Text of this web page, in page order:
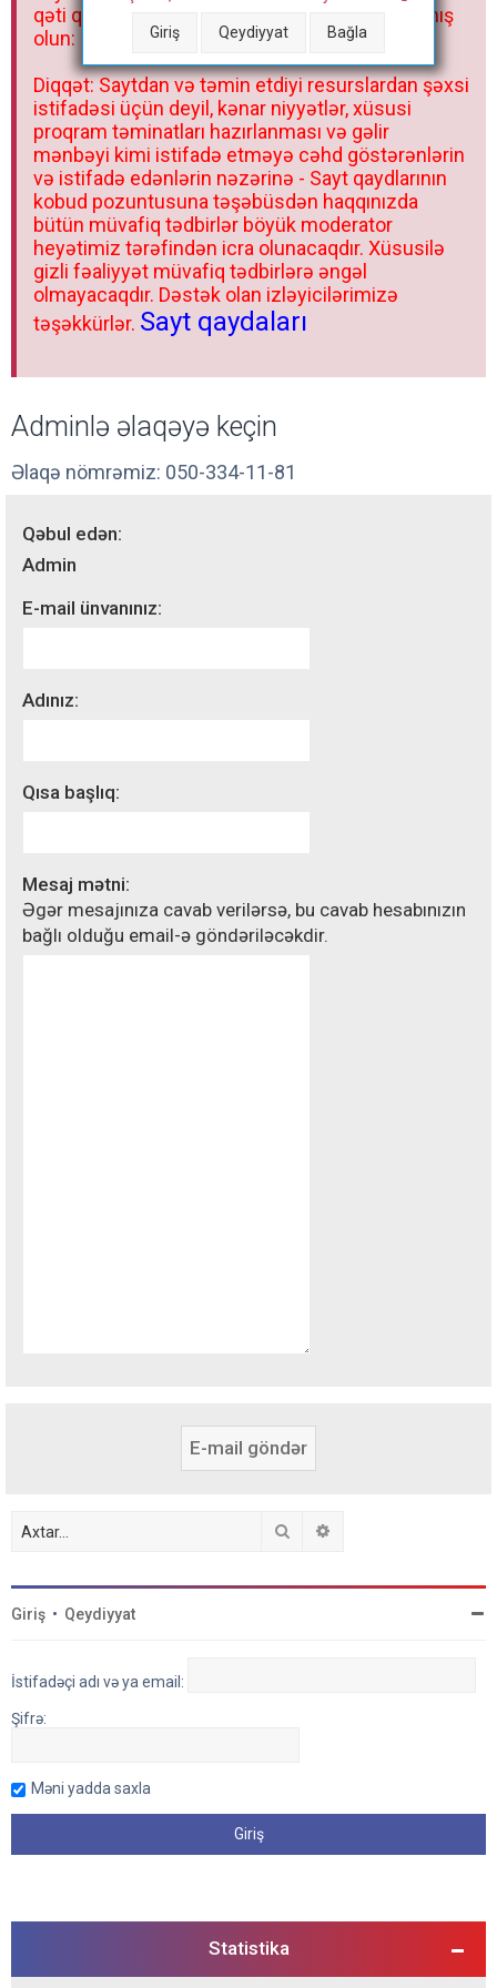
Giriş Qeydiyyat Bağla
qəti qadağandır! Forum qaydaları ilə mütləq tanış
olun:
Diqqət: Saytdan və təmin etdiyi resurslardan şəxsi
istifadəsi üçün deyil, kənar niyyətlər, xüsusi
proqram təminatları hazırlanması və gəlir
mənbəyi kimi istifadə etməyə cəhd göstərənlərin
və istifadə edənlərin nəzərinə - Sayt qaydlarının
kobud pozuntusuna təşəbüsdən haqqınızda
bütün müvafiq tədbirlər böyük moderator
heyətimiz tərəfindən icra olunacaqdır. Xüsusilə
gizli fəaliyyət müvafiq tədbirlərə əngəl
olmayacaqdır. Dəstək olan izləyicilərimizə
təşəkkürlər. Sayt qaydaları
Adminlə əlaqəyə keçin
Əlaqə nömrəmiz: 050-334-11-81
Qəbul edən:
Admin
E-mail ünvanınız:
Adınız:
Qısa başlıq:
Mesaj mətni:
Əgər mesajınıza cavab verilərsə, bu cavab hesabınızın
bağlı olduğu email-ə göndəriləcəkdir.
Axtar
Giriş • Qeydiyyat
İstifadəçi adı və ya email:
Şifrə:
Məni yadda saxla
Statistika